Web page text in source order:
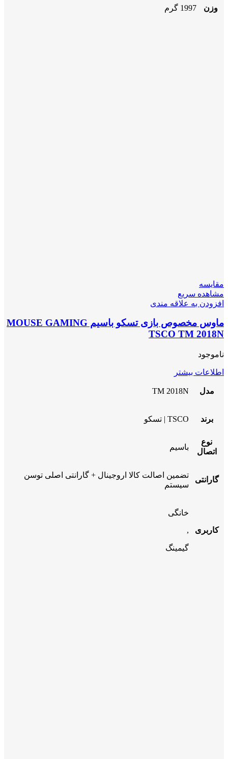
وزن 1997 گرم
مقایسه
مشاهده سریع
افزودن به علاقه مندی
ماوس مخصوص بازی تسکو باسیم MOUSE GAMING
TSCO TM 2018N
ناموجود
اطلاعات بیشتر
مدل TM 2018N
برند TSCO | تسکو
نوع
اتصال
باسیم
گارانتی
تضمین اصالت کالا اروجینال + گارانتی اصلی توسن
سیستم
کاربری
خانگی
,
گیمینگ